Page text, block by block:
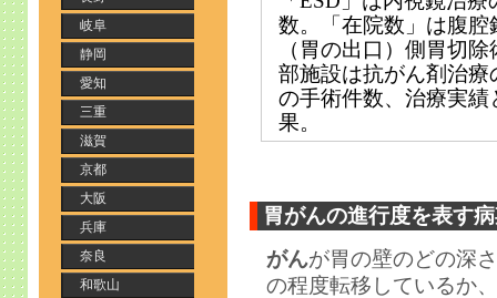
数。「在院数」は腹
（胃の出口）側胃切
部施設は抗がん剤治
の手術件数、治療実
果。
胃がんの進行度を表す
がんが胃の壁のどの深
の程度転移しているか
岐阜
静岡
愛知
三重
滋賀
京都
大阪
兵庫
奈良
和歌山